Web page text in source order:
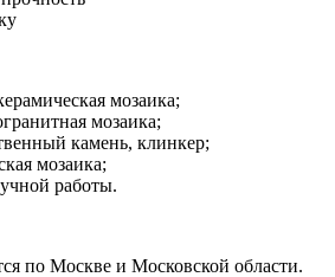
мозаика;
мозаика;
камень, клинкер;
мозаика;
работы.
по Москве и Московской области.